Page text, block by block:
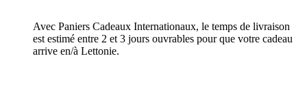
Avec Paniers Cadeaux Internationaux, le temps de livraison
est estimé entre 2 et 3 jours ouvrables pour que votre cadeau
arrive en/à Lettonie.